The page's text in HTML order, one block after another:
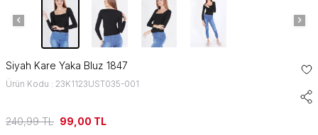
Siyah Kare Yaka Bluz 1847
Ürün Kodu : 23K1123UST035-001
240,99TL 99,00 TL